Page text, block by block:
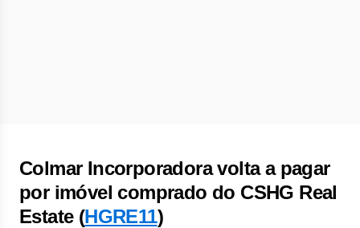
Colmar Incorporadora volta a pagar
por imóvel comprado do CSHG Real
Estate (HGRE11)